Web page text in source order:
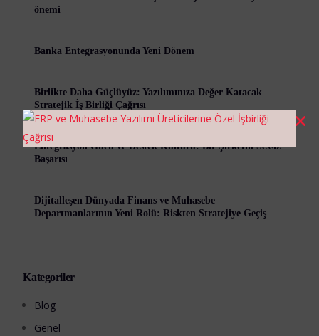
önemi
Banka Entegrasyonunda Yeni Dönem
Birlikte Daha Güçlüyüz: Yazılımınıza Değer Katacak
Stratejik İş Birliği Çağrısı
Entegrasyon Gücü ve Destek Kültürü: Bir Şirketin Sessiz
Başarısı
Dijitalleşen Dünyada Finans ve Muhasebe
Departmanlarının Yeni Rolü: Riskten Stratejiye Geçiş
Kategoriler
Blog
Genel